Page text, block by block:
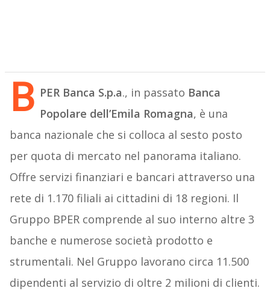
B PER Banca S.p.a., in passato Banca
Popolare dell’Emila Romagna, è una
banca nazionale che si colloca al sesto posto
per quota di mercato nel panorama italiano.
Offre servizi finanziari e bancari attraverso una
rete di 1.170 filiali ai cittadini di 18 regioni. Il
Gruppo BPER comprende al suo interno altre 3
banche e numerose società prodotto e
strumentali. Nel Gruppo lavorano circa 11.500
dipendenti al servizio di oltre 2 milioni di clienti.